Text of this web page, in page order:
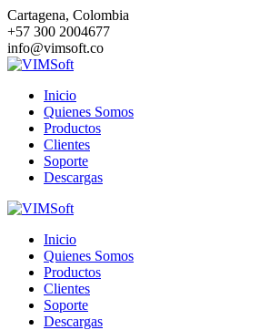
Saltar
al
contenido
Cartagena, Colombia
+57 300 2004677
info@vimsoft.co
Inicio
Quienes Somos
Productos
Clientes
Soporte
Descargas
Inicio
Quienes Somos
Productos
Clientes
Soporte
Descargas